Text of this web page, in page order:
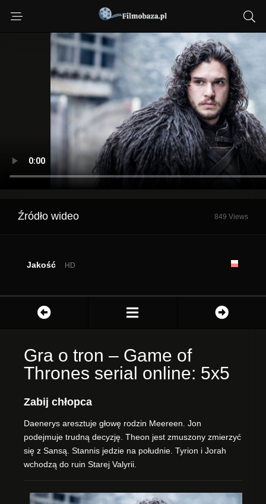
Źródło wideo 849 Views
Jakość HD
Gra o tron – Game of
Thrones serial online: 5x5
Zabij chłopca
Daenerys aresztuje głowę rodzin Meereen. Jon
podejmuje trudną decyzję. Theon jest zmuszony zmierzyć
się z Sansą. Stannis jedzie na południe. Tyrion i Jorah
wchodzą do ruin Starej Valyrii.